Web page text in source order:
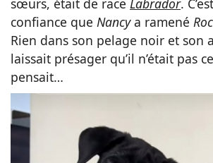
sœurs, était de race Labrador.
confiance que Nancya ramené
Rien dans son pelage noir et son
laissait présager qu’il n’était pas
pensait…